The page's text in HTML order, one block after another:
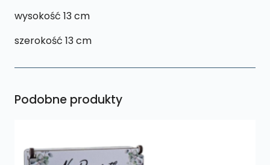
wysokość 13 cm
szerokość 13 cm
Podobne produkty